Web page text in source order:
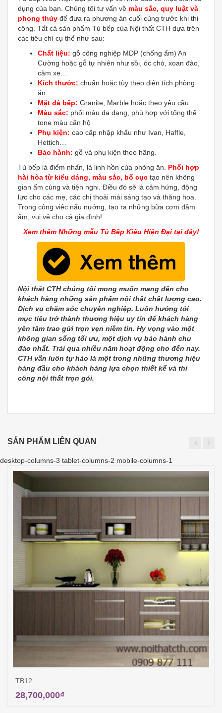
dụng của bạn. Chúng tôi tư vấn về màu sắc, quy luật và
phong thủy để đưa ra phương án cuối cùng trước khi thi
công. Tất cả sản phẩm Tủ bếp của Nội thất CTH dựa trên
các tiêu chí cụ thể như sau:
Chất liệu: gỗ công nghiệp MDP (chống ẩm) An
Cường hoặc gỗ tự nhiên như sồi, óc chó, xoan đào,
căm xe…
Kích thước: chuẩn hoặc tùy theo diện tích phòng
ăn
Mặt đá bếp: Granite, Marble hoặc theo yêu cầu
Màu sắc: phối màu đa dạng, phù hợp với tổng thể
tone màu căn hộ
Phụ kiện: cao cấp nhập khẩu như Ivan, Haffle,
Hettich…
Bảo hành: gỗ và phụ kiện theo hãng.
Tủ bếp là điểm nhấn, là linh hồn của phòng ăn. Phối hợp
hài hòa từ kiểu dáng, màu sắc, bố cục tạo nên không
gian ấm cúng và tiện nghi. Điều đó sẽ là cảm hứng, động
lực cho các mẹ, các chị thoải mái sáng tạo và thăng hoa.
Trong công việc nấu nướng, tạo ra những bữa cơm đầm
ấm, vui vẻ cho cả gia đình!
Xem thêm Những mẫu Tủ Bếp Kiểu Hiện Đại tại đây!
Nội thất CTH chúng tôi mong muốn mang đến cho
khách hàng những sản phẩm nội thất chất lượng cao.
Dịch vụ chăm sóc chuyên nghiệp. Luôn hướng tới
mục tiêu trở thành thương hiệu uy tín để khách hàng
yên tâm trao gửi trọn vẹn niềm tin. Hy vọng vào một
không gian sống tối ưu, một dịch vụ bảo hành chu
đáo nhất. Trải qua nhiều năm hoạt động cho đến nay.
CTH vẫn luôn tự hào là một trong những thương hiệu
hàng đầu cho khách hàng lựa chọn thiết kế và thi
công nội thất trọn gói.
SẢN PHẨM LIÊN QUAN
desktop-columns-3 tablet-columns-2 mobile-columns-1
TB12
28,700,000₫